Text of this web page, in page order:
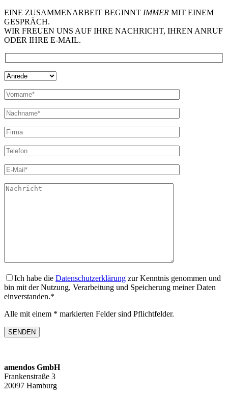
EINE ZUSAMMENARBEIT BEGINNT IMMER MIT EINEM
GESPRÄCH.
WIR FREUEN UNS AUF IHRE NACHRICHT, IHREN ANRUF
ODER IHRE E-MAIL.
Ich habe die Datenschutzerklärung zur Kenntnis genommen und
bin mit der Nutzung, Verarbeitung und Speicherung meiner Daten
einverstanden.*
Alle mit einem * markierten Felder sind Pflichtfelder.
amendos GmbH
Frankenstraße 3
20097 Hamburg